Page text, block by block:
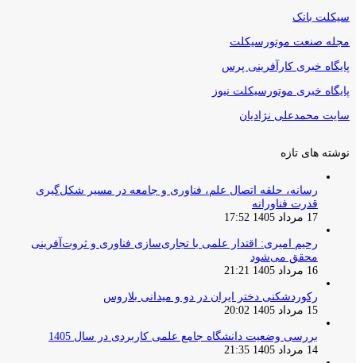
سیکلت بانک
مجله صنعت موتورسیکلت
پایگاه خبری کارآفرینی پرس
پایگاه خبری موتورسیکلت نیوز
سایت محمدعلی نژادیان
نوشته های تازه
رسانه، حلقه اتصال علم، فناوری و جامعه در مسیر شکل‌گیری
قدرت فناورانه
17 مرداد 1405 17:52
رحیم امیری: اقتدار علمی با تجاری‌سازی فناوری و ثروت‌آفرینی
محقق می‌شود
16 مرداد 1405 21:21
رکوردشکنی دختر ایران در دو و میدانی بلاروس
15 مرداد 1405 20:02
بررسی وضعیت دانشگاه جامع علمی کاربردی در سال 1405
14 مرداد 1405 21:35